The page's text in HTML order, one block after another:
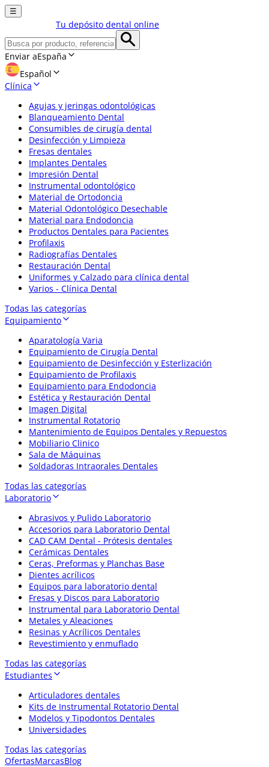
☰
Tu depósito dental online
Enviar aEspaña
Español
Clínica
Agujas y jeringas odontológicas
Blanqueamiento Dental
Consumibles de cirugía dental
Desinfección y Limpieza
Fresas dentales
Implantes Dentales
Impresión Dental
Instrumental odontológico
Material de Ortodoncia
Material Odontológico Desechable
Material para Endodoncia
Productos Dentales para Pacientes
Profilaxis
Radiografías Dentales
Restauración Dental
Uniformes y Calzado para clínica dental
Varios - Clínica Dental
Todas las categorías
Equipamiento
Aparatología Varia
Equipamiento de Cirugía Dental
Equipamiento de Desinfección y Esterlización
Equipamiento de Profilaxis
Equipamiento para Endodoncia
Estética y Restauración Dental
Imagen Digital
Instrumental Rotatorio
Mantenimiento de Equipos Dentales y Repuestos
Mobiliario Clinico
Sala de Máquinas
Soldadoras Intraorales Dentales
Todas las categorías
Laboratorio
Abrasivos y Pulido Laboratorio
Accesorios para Laboratorio Dental
CAD CAM Dental - Prótesis dentales
Cerámicas Dentales
Ceras, Preformas y Planchas Base
Dientes acrílicos
Equipos para laboratorio dental
Fresas y Discos para Laboratorio
Instrumental para Laboratorio Dental
Metales y Aleaciones
Resinas y Acrílicos Dentales
Revestimiento y enmuflado
Todas las categorías
Estudiantes
Articuladores dentales
Kits de Instrumental Rotatorio Dental
Modelos y Tipodontos Dentales
Universidades
Todas las categorías
OfertasMarcasBlog